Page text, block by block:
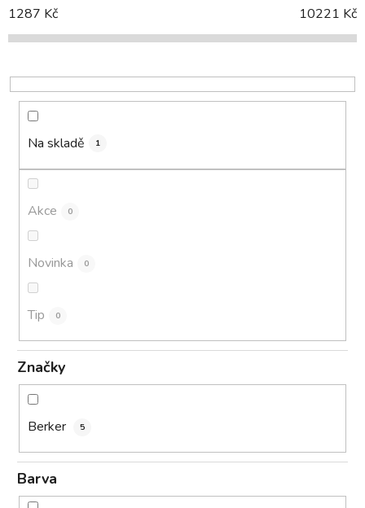
í
p
o
d
1287 Kč 10221 Kč
Na skladě 1
Akce 0
Novinka 0
Tip 0
Značky
Berker 5
Barva